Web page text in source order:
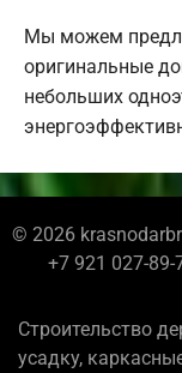
Мы можем
оригинальные
небольших
© 2026
+7 921 027-89-
Строительство
усадку,